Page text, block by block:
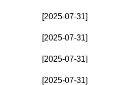
[2025-07-31]
[2025-07-31]
[2025-07-31]
[2025-07-31]